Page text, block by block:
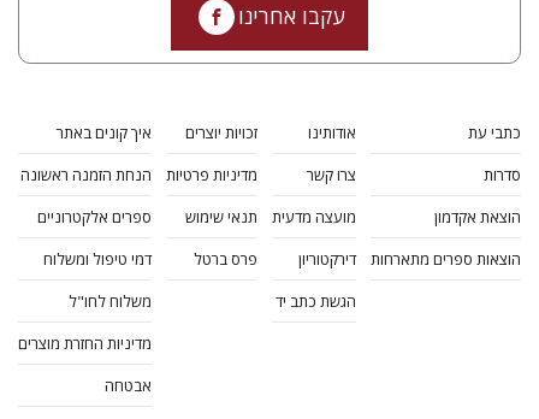
עקבו אחרינו
כתבי עת
סדרות
הוצאת אקדמון
הוצאות ספרים מתארחות
אודותינו
צרו קשר
מועצה מדעית
דירקטוריון
הגשת כתב יד
זכויות יוצרים
מדיניות פרטיות
תנאי שימוש
פרס ברטל
איך קונים באתר
הנחת הזמנה ראשונה
ספרים אלקטרוניים
דמי טיפול ומשלוח
משלוח לחו"ל
מדיניות החזרת מוצרים
אבטחה